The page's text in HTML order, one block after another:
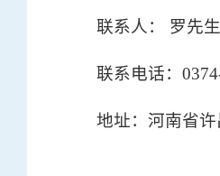
联系人： 罗先生
联系电话：
地址：河南省